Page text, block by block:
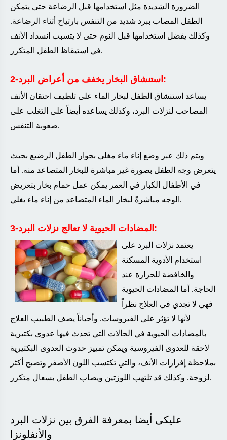
الضرورة الشديدة مثل استخدامها قبل الرضاعة حتى يتمكن
الطفل المصاب ببرد شديد من التنفس بارتياح أثناء الرضاعة.
وكذلك يفضل استخدامها قبل النوم حتى لا يتسبب انسداد الأنف
في استيقاظ الطفل المتكرر.
2-استنشاق البخار يخفف من أعراض البرد :
يساعد استنشاق الطفل لبخار الماء على تلطيف احتقان الأنف
المصاحب لنزلات البرد، وكذلك يساعده أيضاً على التغلب على
صعوبة التنفس.
ويتم ذلك عبر وضع إناء ماء مغلي بجوار الطفل الرضيع بحيث
يتعرض وجه الطفل بصورة غير مباشرة للبخار المتصاعد منه. أما
في الأطفال الكبار في العمر يمكن عمل حمام بخار بتعريض
الوجه مباشرةً لبخار الماء المتصاعد من إناء ماء يغلي .
3-المضادات الحيوية لا تعالج نزلات البرد :
يعتمد نزلات البرد على
استخدام الأدوية المسكنة
والخافضة للحرارة عند
الحاجة. أما المضادات الحيوية
فهي لا تجدي في العلاج نظراً
لأنها لا تؤثر على الفيروسات. وأحياناً يصف الطبيب العلاج
بالمضادات الحيوية في الحالات التي تحدث فيها عدوى بكتيرية
لاحقة للعدوى الفيروسية ويمكن تمييز حدوث العدوى البكتيرية
بملاحظة إفرازات الأنف، والتي تكتسب اللون الأصفر وتصبح أكثر
لزوجة. وكذلك قد تلتهب اللوزتين ويصاب الطفل بسعال متكرر.
عليكى أيضا بمعرفة الفرق بين نزلات البرد
والأنفلونزا